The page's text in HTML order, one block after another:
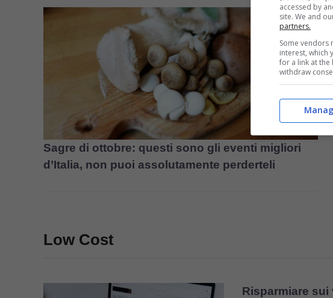
Sagre di ottobre: questi sono gli eventi migliori
d’Italia, non puoi assolutamente perderteli
Low Cost
Risparmiare sui
accessed by
site. We and
partners.
Some vendors
interest, which
for a link at
withdraw